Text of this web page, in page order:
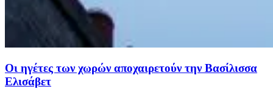
Οι ηγέτες των χωρών αποχαιρετούν την Βασίλισσα
Ελισάβετ